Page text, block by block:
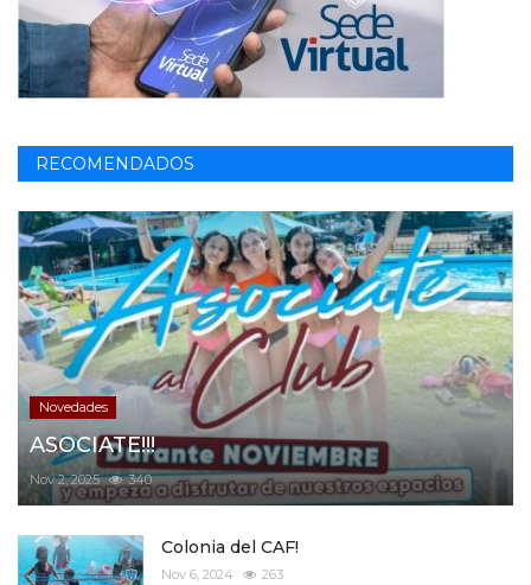
RECOMENDADOS
Novedades
ASOCIATE!!!
Nov 2, 2025 340
Colonia del CAF!
Nov 6, 2024 263